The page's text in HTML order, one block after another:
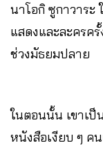
นาโอกิ ซูกาวาระ
แสดงและละครครั้
ช่วงมัธยมปลาย
ในตอนนั้น เขาเ
หนังสือเงียบ ๆ ค